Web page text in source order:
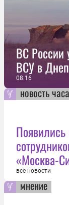
ВС России
ВСУ в
08:16
новость часа
«Москва-
все новости
мнение